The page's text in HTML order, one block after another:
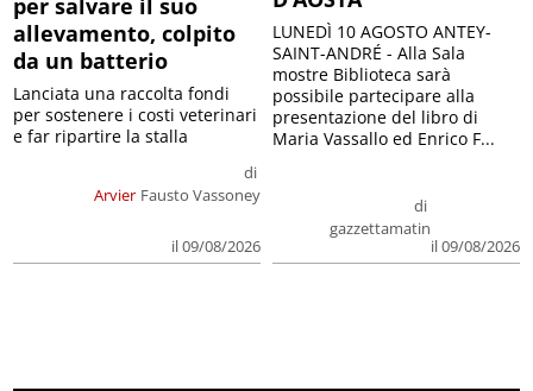
allevamento, colpito
da un batterio
Arvier
di
Fausto Vassoney
il 09/08/2026
Lanciata una raccolta fondi
per sostenere i costi veterinari
e far ripartire la stalla
di
gazzettamatin
il 09/08/2026
LUNEDÌ 10 AGOSTO ANTEY-
SAINT-ANDRÉ - Alla Sala
mostre Biblioteca sarà
possibile partecipare alla
presentazione del libro di
Maria Vassallo ed Enrico F...